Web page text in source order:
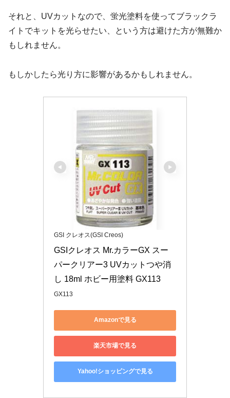
それと、UVカットなので、蛍光塗料を使ってブラックラ
イトでキットを光らせたい、という方は避けた方が無難か
もしれません。
もしかしたら光り方に影響があるかもしれません。
GSI クレオス(GSI Creos)
GSIクレオス Mr.カラーGX スー
パークリアー3 UVカットつや消
し 18ml ホビー用塗料 GX113
GX113
Amazonで見る
楽天市場で見る
Yahoo!ショッピングで見る